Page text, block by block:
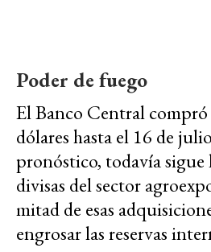
Poder de fuego
El Banco Central
dólares hasta el 16 de
pronóstico, todavía
divisas del sector
mitad de esas
engrosar las reservas